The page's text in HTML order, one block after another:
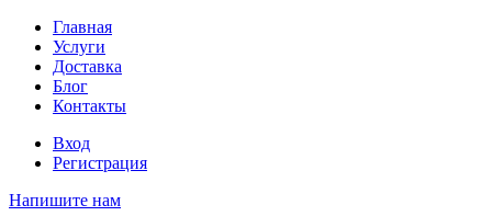
Главная
Услуги
Доставка
Блог
Контакты
Вход
Регистрация
Напишите нам